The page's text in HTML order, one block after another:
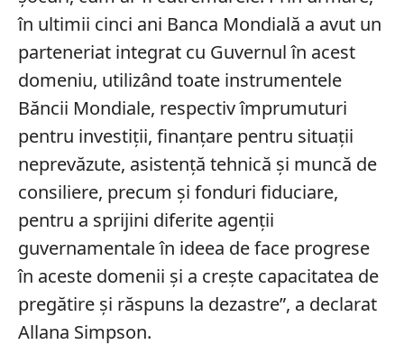
în ultimii cinci ani Banca Mondială a avut un
parteneriat integrat cu Guvernul în acest
domeniu, utilizând toate instrumentele
Băncii Mondiale, respectiv împrumuturi
pentru investiţii, finanţare pentru situaţii
neprevăzute, asistenţă tehnică şi muncă de
consiliere, precum şi fonduri fiduciare,
pentru a sprijini diferite agenţii
guvernamentale în ideea de face progrese
în aceste domenii şi a creşte capacitatea de
pregătire şi răspuns la dezastre”, a declarat
Allana Simpson.